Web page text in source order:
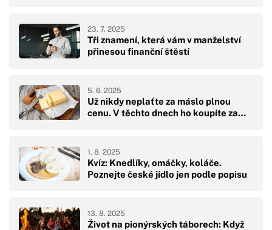
Tři znamení, která vám v manželství
přinesou finanční štěstí
23. 7. 2025
Už nikdy neplaťte za máslo plnou
cenu. V těchto dnech ho koupíte za…
5. 6. 2025
Kvíz: Knedlíky, omáčky, koláče.
Poznejte české jídlo jen podle popisu
1. 8. 2025
Život na pionýrských táborech: Když
13. 8. 2025